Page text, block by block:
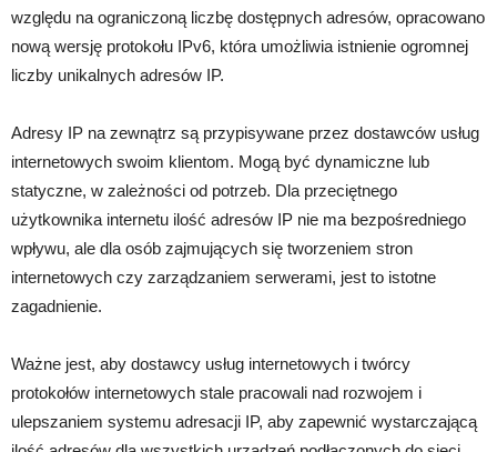
względu na ograniczoną liczbę dostępnych adresów, opracowano
nową wersję protokołu IPv6, która umożliwia istnienie ogromnej
liczby unikalnych adresów IP.
Adresy IP na zewnątrz są przypisywane przez dostawców usług
internetowych swoim klientom. Mogą być dynamiczne lub
statyczne, w zależności od potrzeb. Dla przeciętnego
użytkownika internetu ilość adresów IP nie ma bezpośredniego
wpływu, ale dla osób zajmujących się tworzeniem stron
internetowych czy zarządzaniem serwerami, jest to istotne
zagadnienie.
Ważne jest, aby dostawcy usług internetowych i twórcy
protokołów internetowych stale pracowali nad rozwojem i
ulepszaniem systemu adresacji IP, aby zapewnić wystarczającą